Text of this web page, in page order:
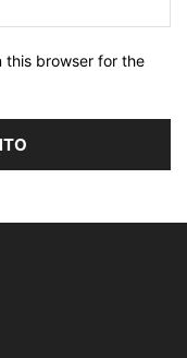
this browser for the